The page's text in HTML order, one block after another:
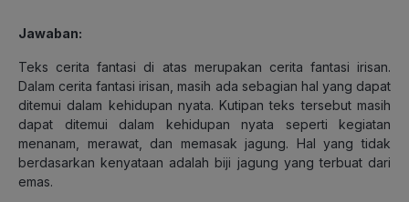
Jawaban:
Teks cerita fantasi di atas merupakan cerita fantasi irisan.
Dalam cerita fantasi irisan, masih ada sebagian hal yang dapat
ditemui dalam kehidupan nyata. Kutipan teks tersebut masih
dapat ditemui dalam kehidupan nyata seperti kegiatan
menanam, merawat, dan memasak jagung. Hal yang tidak
berdasarkan kenyataan adalah biji jagung yang terbuat dari
emas.